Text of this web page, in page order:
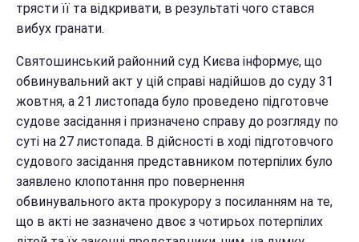
трясти її та відкривати, в результаті чого стався
вибух гранати.
Святошинський районний суд Києва інформує, що
обвинувальний акт у цій справі надійшов до суду 31
жовтня, а 21 листопада було проведено підготовче
судове засідання і призначено справу до розгляду по
суті на 27 листопада. В дійсності в ході підготовчого
судового засідання представником потерпілих було
заявлено клопотання про повернення
обвинувального акта прокурору з посиланням на те,
що в акті не зазначено двоє з чотирьох потерпілих